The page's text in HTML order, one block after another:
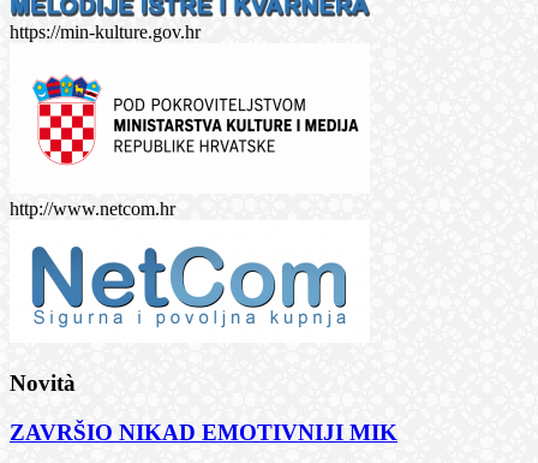
https://min-kulture.gov.hr
http://www.netcom.hr
Novità
ZAVRŠIO NIKAD EMOTIVNIJI MIK